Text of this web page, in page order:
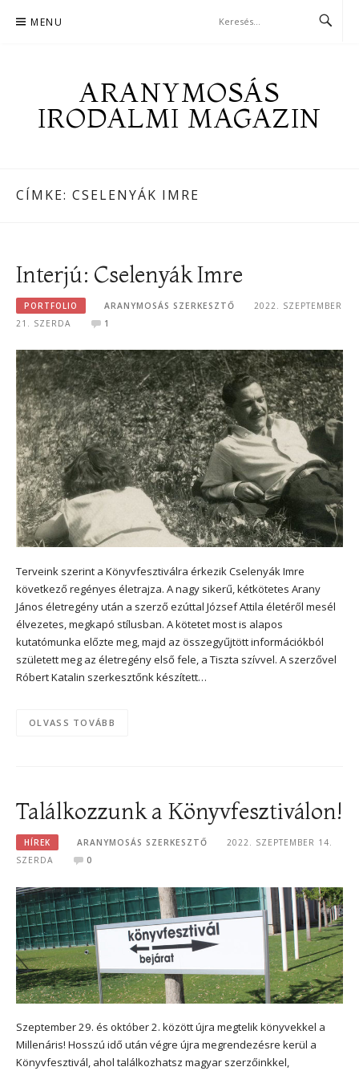
MENU
ARANYMOSÁS
IRODALMI MAGAZIN
CÍMKE: CSELENYÁK IMRE
Interjú: Cselenyák Imre
PORTFOLIO ARANYMOSÁS SZERKESZTŐ
2022. SZEPTEMBER
21. SZERDA
1
Terveink szerint a Könyvfesztiválra érkezik Cselenyák Imre
következő regényes életrajza. A nagy sikerű, kétkötetes Arany
János életregény után a szerző ezúttal József Attila életéről mesél
élvezetes, megkapó stílusban. A kötetet most is alapos
kutatómunka előzte meg, majd az összegyűjtött információkból
született meg az életregény első fele, a Tiszta szívvel. A szerzővel
Róbert Katalin szerkesztőnk készített…
OLVASS TOVÁBB
Találkozzunk a Könyvfesztiválon!
HÍREK ARANYMOSÁS SZERKESZTŐ
2022. SZEPTEMBER 14.
SZERDA
0
Szeptember 29. és október 2. között újra megtelik könyvekkel a
Millenáris! Hosszú idő után végre újra megrendezésre kerül a
Könyvfesztivál, ahol találkozhatsz magyar szerzőinkkel,